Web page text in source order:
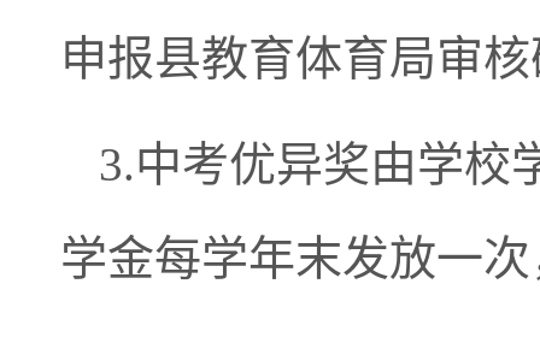
申报县教育体育局审
3.中考优异奖由学校
学金每学年末发放一